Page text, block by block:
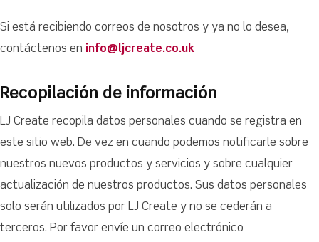
Si está recibiendo correos de nosotros y ya no lo desea,
contáctenos en info@ljcreate.co.uk
Recopilación de información
LJ Create recopila datos personales cuando se registra en
este sitio web. De vez en cuando podemos notificarle sobre
nuestros nuevos productos y servicios y sobre cualquier
actualización de nuestros productos. Sus datos personales
solo serán utilizados por LJ Create y no se cederán a
terceros. Por favor envíe un correo electrónico